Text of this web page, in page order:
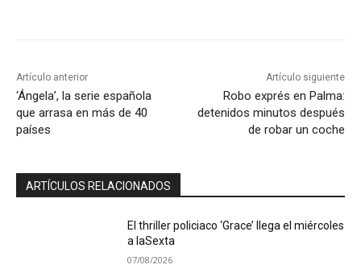
Artículo anterior
‘Ángela’, la serie española
que arrasa en más de 40
países
Artículo siguiente
Robo exprés en Palma:
detenidos minutos después
de robar un coche
ARTÍCULOS RELACIONADOS
El thriller policiaco ‘Grace’ llega el miércoles
a laSexta
07/08/2026